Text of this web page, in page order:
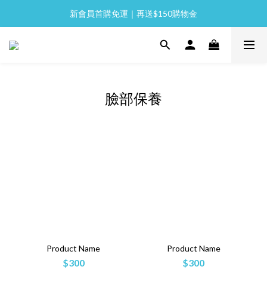
全館消費滿 NT$2,000 免運
臉部保養
Product Name
$300
Product Name
$300